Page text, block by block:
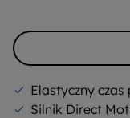
Elastyczny czas
Silnik Direct